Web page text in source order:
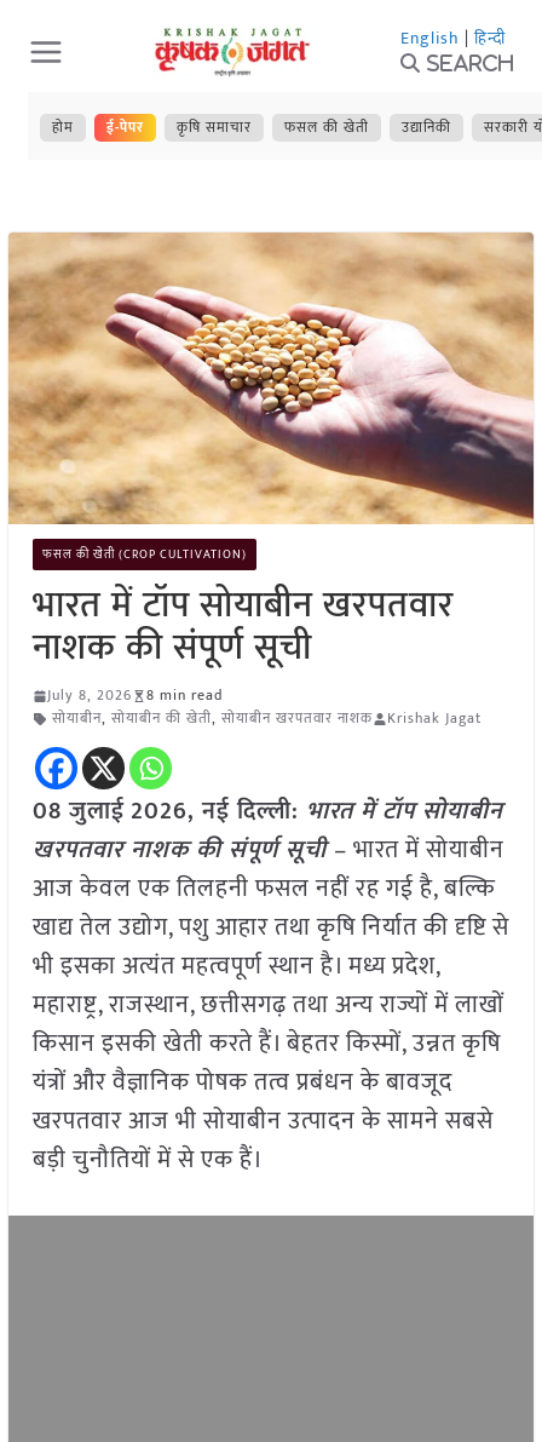
Skip
to
content
English | हिन्दी
Search
होम ई-पेपर कृषि समाचार फसल की खेती उद्यानिकी सरकारी
फसल की खेती (CROP CULTIVATION)
भारत में टॉप सोयाबीन खरपतवार
नाशक की संपूर्ण सूची
July 8, 2026
8 min read
सोयाबीन, सोयाबीन की खेती, सोयाबीन खरपतवार नाशक Krishak Jagat
08 जुलाई2026, नई दिल्ली: भारत में टॉप सोयाबीन
खरपतवार नाशक की संपूर्ण सूची– भारत में सोयाबीन
आज केवल एक तिलहनी फसल नहीं रह गई है, बल्कि
खाद्य तेल उद्योग, पशु आहार तथा कृषि निर्यात की दृष्टि से
भी इसका अत्यंत महत्वपूर्ण स्थान है। मध्य प्रदेश,
महाराष्ट्र, राजस्थान, छत्तीसगढ़ तथा अन्य राज्यों में लाखों
किसान इसकी खेती करते हैं। बेहतर किस्मों, उन्नत कृषि
यंत्रों और वैज्ञानिक पोषक तत्व प्रबंधन के बावजूद
खरपतवार आज भी सोयाबीन उत्पादन के सामने सबसे
बड़ी चुनौतियों में से एक हैं।